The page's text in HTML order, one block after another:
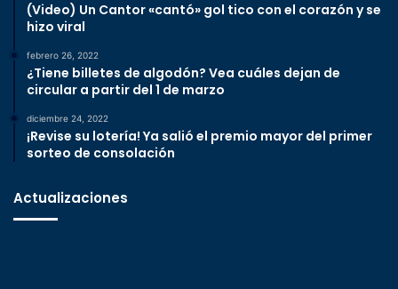
(Video) Un Cantor «cantó» gol tico con el corazón y se
hizo viral
febrero 26, 2022
¿Tiene billetes de algodón? Vea cuáles dejan de
circular a partir del 1 de marzo
diciembre 24, 2022
¡Revise su lotería! Ya salió el premio mayor del primer
sorteo de consolación
Actualizaciones